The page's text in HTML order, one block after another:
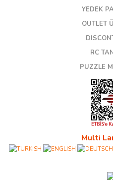
YEDEK
OUTLET
RC
PUZZLE
Multi